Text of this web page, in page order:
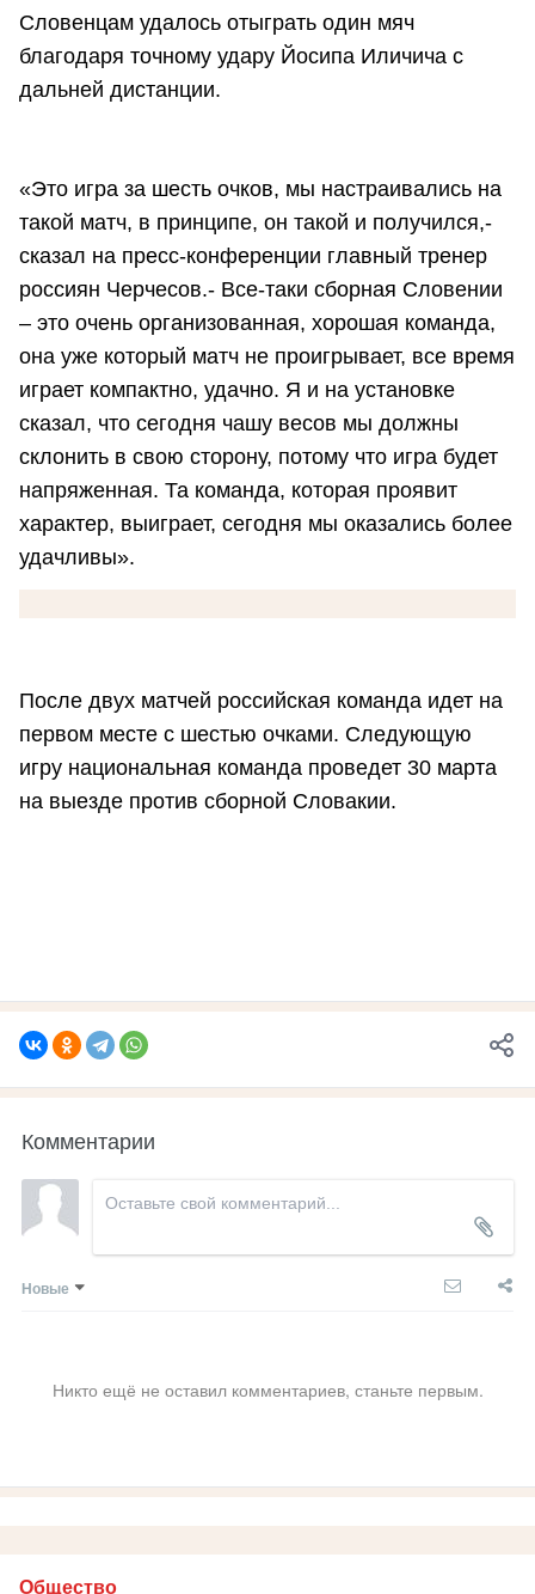
Словенцам удалось отыграть один мяч
благодаря точному удару Йосипа Иличича с
дальней дистанции.
«Это игра за шесть очков, мы настраивались на
такой матч, в принципе, он такой и получился,-
сказал на пресс-конференции главный тренер
россиян Черчесов.- Все-таки сборная Словении
– это очень организованная, хорошая команда,
она уже который матч не проигрывает, все время
играет компактно, удачно. Я и на установке
сказал, что сегодня чашу весов мы должны
склонить в свою сторону, потому что игра будет
напряженная. Та команда, которая проявит
характер, выиграет, сегодня мы оказались более
удачливы».
После двух матчей российская команда идет на
первом месте с шестью очками. Следующую
игру национальная команда проведет 30 марта
на выезде против сборной Словакии.
Комментарии
Новые
Никто ещё не оставил комментариев, станьте первым.
Общество